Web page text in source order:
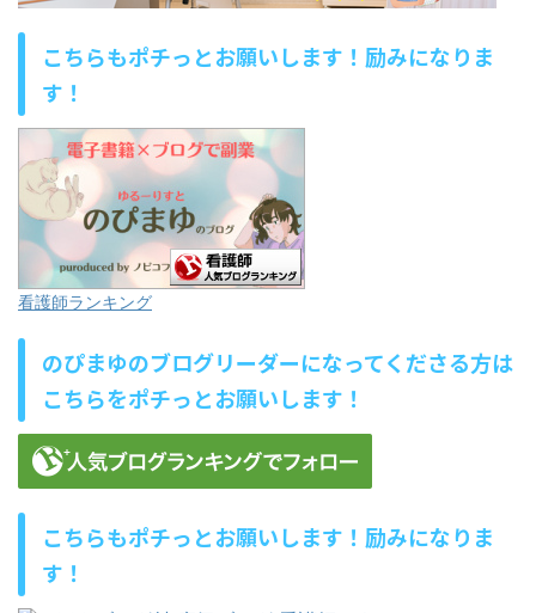
こちらもポチっとお願いします！励みになりま
す！
看護師ランキング
のぴまゆのブログリーダーになってくださる方は
こちらをポチっとお願いします！
こちらもポチっとお願いします！励みになりま
す！